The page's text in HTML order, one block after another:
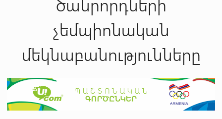
չեմպիոնական
մեկնաբանությունները